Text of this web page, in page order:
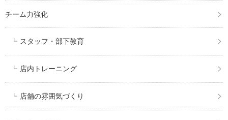
チーム力強化
スタッフ・部下教育
店内トレーニング
店舗の雰囲気づくり